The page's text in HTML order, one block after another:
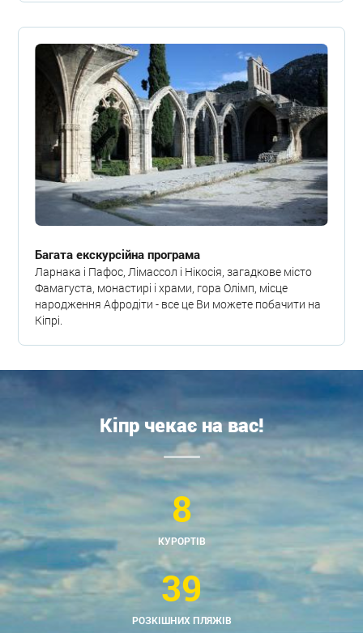
Багата екскурсійна програма
Ларнака і Пафос, Лімассол і Нікосія, загадкове місто
Фамагуста, монастирі і храми, гора Олімп, місце
народження Афродіти - все це Ви можете побачити на
Кіпрі.
Кіпр чекає на вас!
8
КУРОРТІВ
39
РОЗКІШНИХ ПЛЯЖІВ